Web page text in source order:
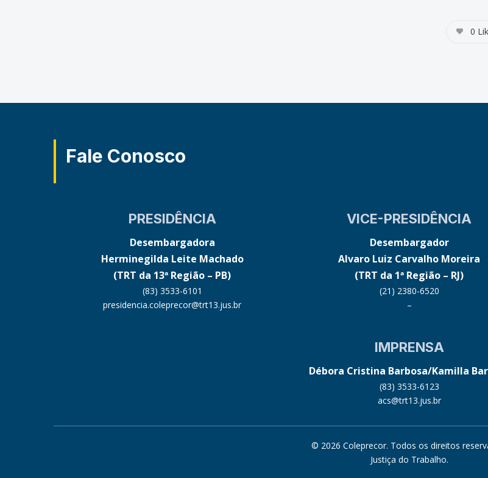
0
Fale Conosco
PRESIDÊNCIA
Desembargadora
Herminegilda Leite Machado
(TRT da 13ª Região – PB)
(83) 3533-6101
presidencia.coleprecor@trt13.jus.br
VICE-PRESIDÊNCIA
Desembargador
Alvaro Luiz Carvalho Moreira
(TRT da 1ª Região – RJ)
(21) 2380-6520
–
IMPRENSA
Débora Cristina Barbosa/Kamilla
(83) 3533-6123
acs@trt13.jus.br
© 2026 Coleprecor. Todos os direitos
Justiça do Trabalho.